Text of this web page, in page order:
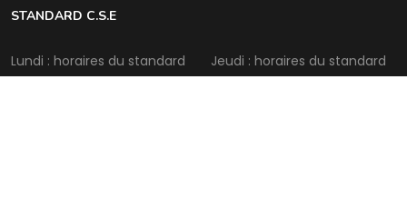
STANDARD C.S.E
Lundi : horaires du standard
Jeudi : horaires du standard